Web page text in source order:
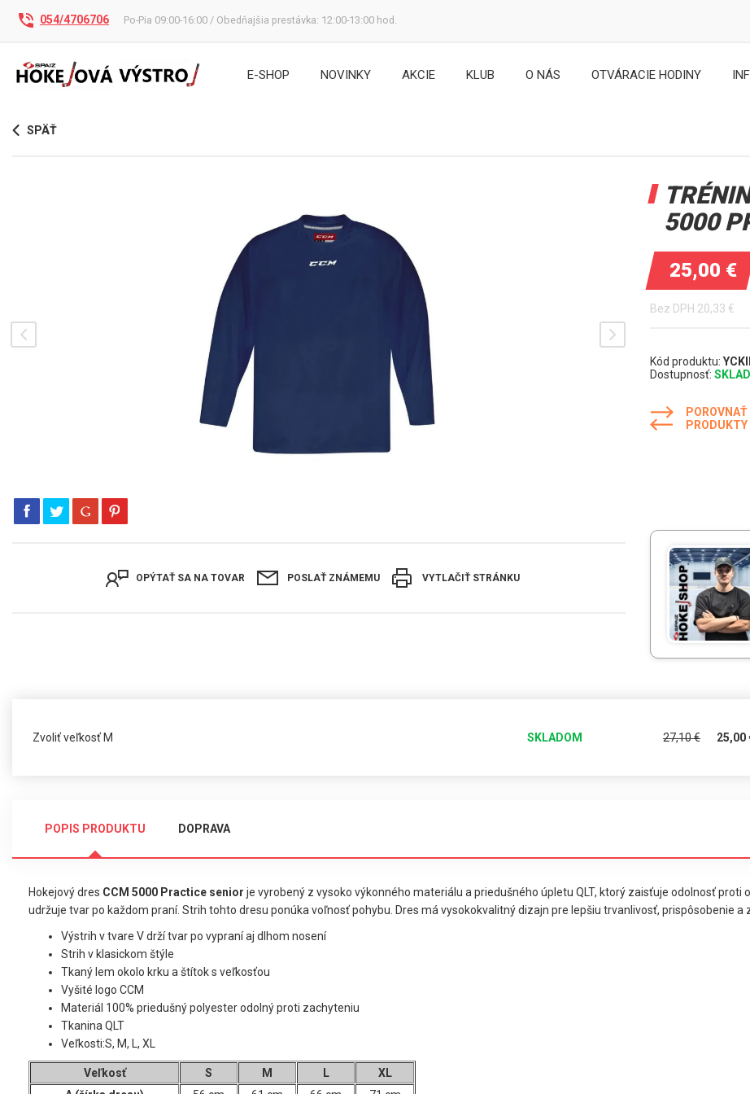
054/4706706 Po-Pia 09:00-16:00 / Obedňajšia prestávka: 12:00-13:00 hod.
E-SHOP NOVINKY AKCIE KLUB O NÁS OTVÁRACIE HODINY
SPÄŤ
OPÝTAŤ SA NA TOVAR POSLAŤ ZNÁMEMU VYTLAČIŤ STRÁNKU
5000
25,00 €
Bez DPH 20,33 €
Kód produktu:
Dostupnosť:
POROVNAŤ
PRODUKTY
Zvoliť veľkosť M SKLADOM 27,10€ 25,00
POPIS PRODUKTU DOPRAVA
Hokejový dres CCM 5000 Practice senior je vyrobený z vysoko výkonného materiálu a priedušného úpletu QLT, ktorý zaisťuje odolnosť
udržuje tvar po každom praní. Strih tohto dresu ponúka voľnosť pohybu. Dres má vysokokvalitný dizajn pre lepšiu trvanlivosť, prispôsobenie a
Výstrih v tvare V drží tvar po vypraní aj dlhom nosení
Strih v klasickom štýle
Tkaný lem okolo krku a štítok s veľkosťou
Vyšité logo CCM
Materiál 100% priedušný polyester odolný proti zachyteniu
Tkanina QLT
Veľkosti:S, M, L, XL
Veľkosť S M L
XL